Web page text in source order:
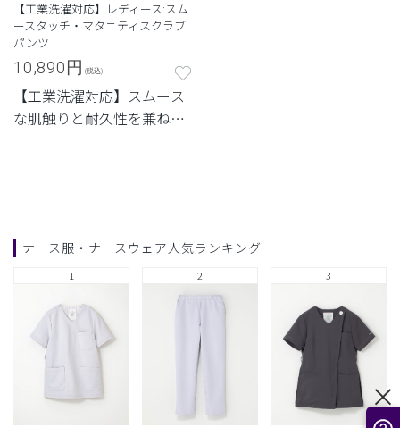
【工業洗濯対応】レディース:スム
ースタッチ・マタニティスクラブ
パンツ
10,890円 (税込)
【工業洗濯対応】スムース
な肌触りと耐久性を兼ね備
ナース服・ナースウェア人気ランキング
1 2 3